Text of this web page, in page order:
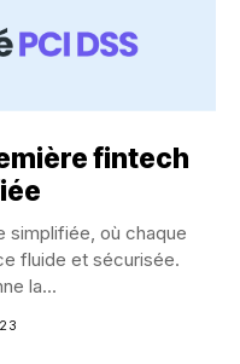
fintech
simplifiée, où chaque
fluide et sécurisée.
la...